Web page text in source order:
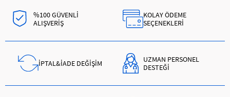
%100 GÜVENLİ
ALIŞVERİŞ
KOLAY ÖDEME
SEÇENEKLERİ
İPTAL&İADE DEĞİŞİM
UZMAN PERSONEL
DESTEĞİ